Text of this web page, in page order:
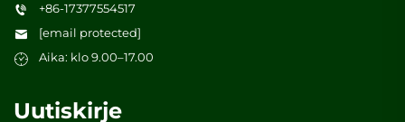
+86-17377554517
[email protected]
Aika: klo 9.00–17.00
Uutiskirje